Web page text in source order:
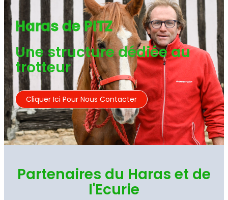
Haras de PITZ
Une structure dédiée au
trotteur
Cliquer Ici Pour Nous Contacter
Partenaires du Haras et de
l'Ecurie